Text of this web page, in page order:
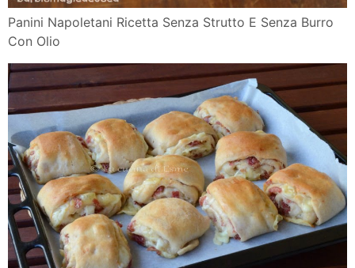
Panini Napoletani Ricetta Senza Strutto E Senza Burro
Con Olio